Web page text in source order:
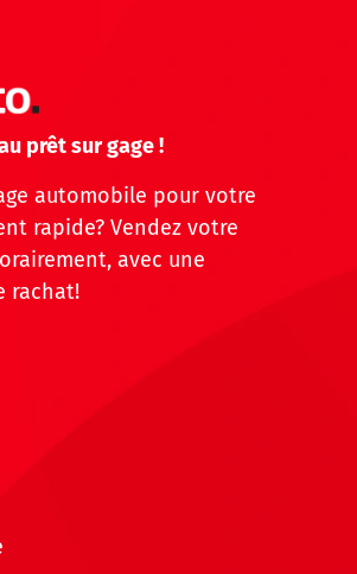
prêt sur gage !
automobile pour votre
rapide? Vendez votre
avec une
rachat!